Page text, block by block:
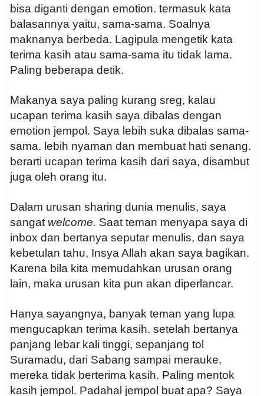
bisa diganti dengan emotion. termasuk kata
balasannya yaitu, sama-sama. Soalnya
maknanya berbeda. Lagipula mengetik kata
terima kasih atau sama-sama itu tidak lama.
Paling beberapa detik.
Makanya saya paling kurang sreg, kalau
ucapan terima kasih saya dibalas dengan
emotion jempol. Saya lebih suka dibalas sama-
sama. lebih nyaman dan membuat hati senang.
berarti ucapan terima kasih dari saya, disambut
juga oleh orang itu.
Dalam urusan sharing dunia menulis, saya
sangat welcome. Saat teman menyapa saya di
inbox dan bertanya seputar menulis, dan saya
kebetulan tahu, Insya Allah akan saya bagikan.
Karena bila kita memudahkan urusan orang
lain, maka urusan kita pun akan diperlancar.
Hanya sayangnya, banyak teman yang lupa
mengucapkan terima kasih. setelah bertanya
panjang lebar kali tinggi, sepanjang tol
Suramadu, dari Sabang sampai merauke,
mereka tidak berterima kasih. Paling mentok
kasih jempol. Padahal jempol buat apa? Saya